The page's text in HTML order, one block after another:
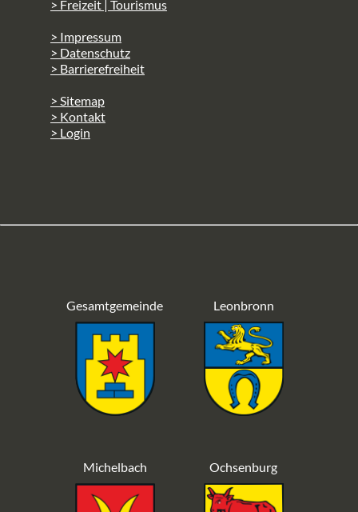
> Freizeit | Tourismus
> Impressum
> Datenschutz
> Barrierefreiheit
> Sitemap
> Kontakt
> Login
Gesamtgemeinde Leonbronn
Michelbach Ochsenburg